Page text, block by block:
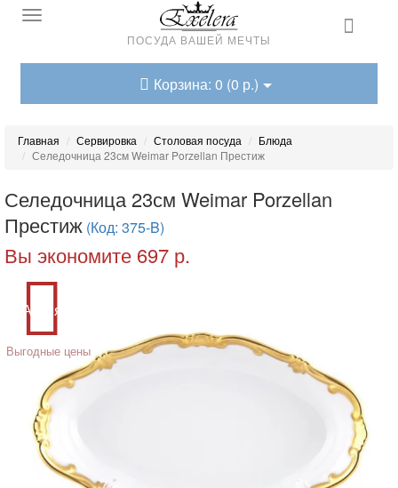
ПОСУДА ВАШЕЙ МЕЧТЫ
Корзина: 0 (0 р.)
Главная Сервировка Столовая посуда
Блюда
Селедочница 23см Weimar Porzellan Престиж
Селедочница 23см Weimar Porzellan
Престиж (Код: 375-B)
Вы экономите 697 р.
Акция
Выгодные цены